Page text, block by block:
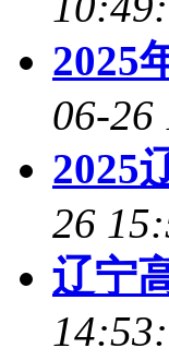
2025
06-26
2025
26
辽宁